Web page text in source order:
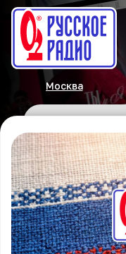
Москва